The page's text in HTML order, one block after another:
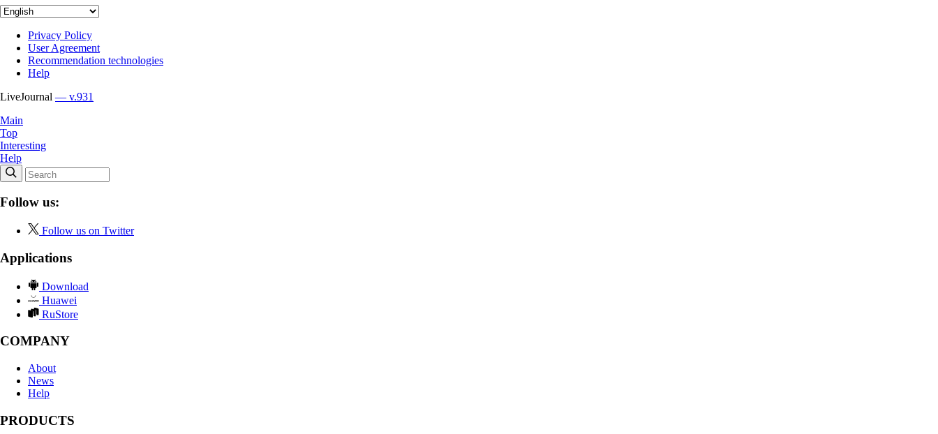
Privacy Policy
User Agreement
Recommendation technologies
Help
LiveJournal — v.931
Main
Top
Interesting
Help
Follow us:
Follow us on Twitter
Applications
Download
Huawei
RuStore
COMPANY
About
News
Help
PRODUCTS